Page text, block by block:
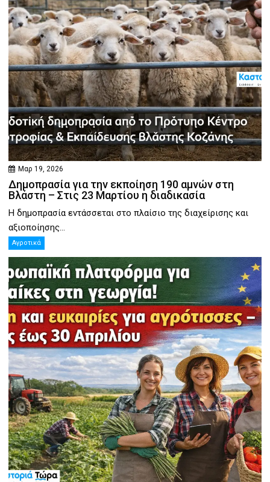
Μαρ 19, 2026
Δημοπρασία για την εκποίηση 190 αμνών στη
Βλάστη – Στις 23 Μαρτίου η διαδικασία
Η δημοπρασία εντάσσεται στο πλαίσιο της διαχείρισης και
αξιοποίησης...
Αγροτικά